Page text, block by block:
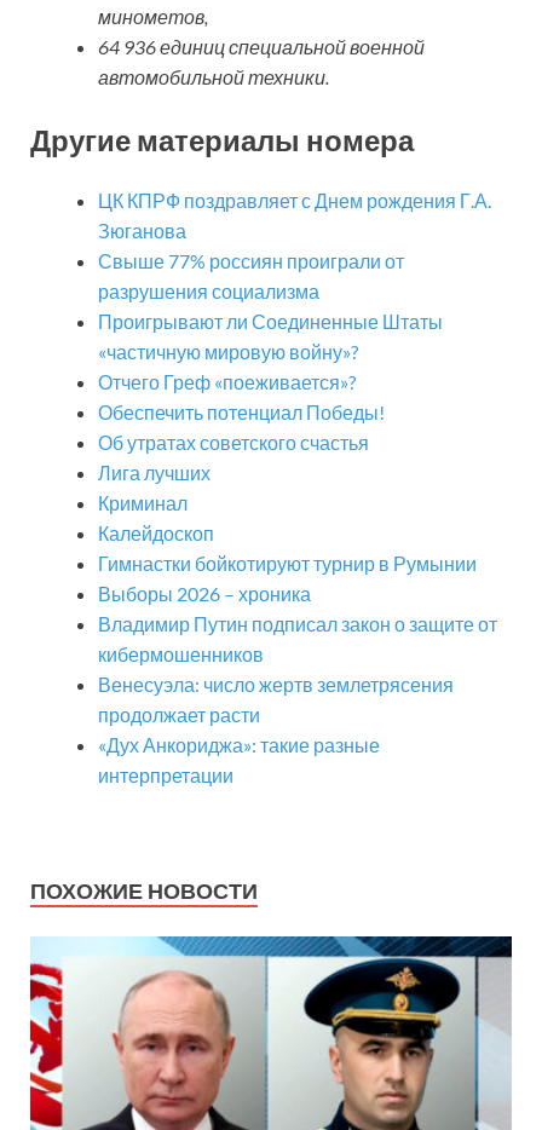
минометов,
64 936 единиц специальной военной
автомобильной техники.
Другие материалы номера
ЦК КПРФ поздравляет с Днем рождения Г.А.
Зюганова
Свыше 77% россиян проиграли от
разрушения социализма
Проигрывают ли Соединенные Штаты
«частичную мировую войну»?
Отчего Греф «поеживается»?
Обеспечить потенциал Победы!
Об утратах советского счастья
Лига лучших
Криминал
Калейдоскоп
Гимнастки бойкотируют турнир в Румынии
Выборы 2026 – хроника
Владимир Путин подписал закон о защите от
кибермошенников
Венесуэла: число жертв землетрясения
продолжает расти
«Дух Анкориджа»: такие разные
интерпретации
ПОХОЖИЕ НОВОСТИ